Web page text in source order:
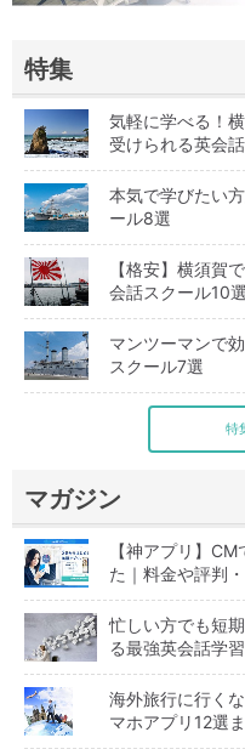
特集
気軽に学べる！
受けられる英会
本気で学びたい
ール8選
【格安】横須賀
会話スクール10選
マンツーマンで
スクール7選
特
マガジン
【神アプリ】
た｜料金や評判
忙しい方でも短
る最強英会話学
海外旅行に行く
マホアプリ12選